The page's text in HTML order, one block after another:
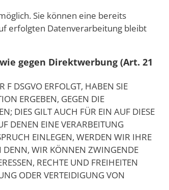
Sie können eine bereits
erfolgten Datenverarbeitung bleibt
gegen Direktwerbung (Art. 21
F DSGVO ERFOLGT, HABEN SIE
ERGEBEN, GEGEN DIE
DIES GILT AUCH FÜR EIN AUF DIESE
DENEN EINE VERARBEITUNG
EINLEGEN, WERDEN WIR IHRE
DENN, WIR KÖNNEN ZWINGENDE
RECHTE UND FREIHEITEN
ODER VERTEIDIGUNG VON